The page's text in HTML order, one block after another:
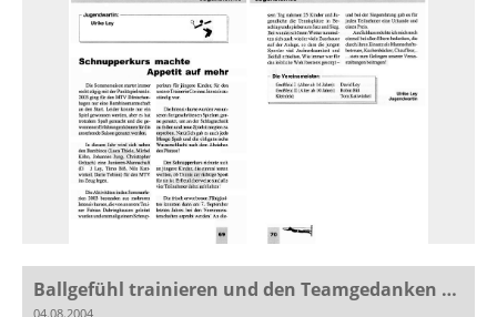
Ballgefühl trainieren und den Teamgedanken stärken
04.08.2004